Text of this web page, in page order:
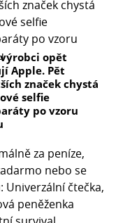
opět
Apple. Pět
značek chystá
selfie
po vzoru